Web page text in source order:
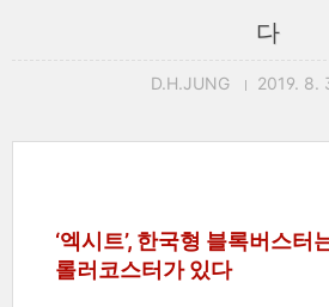
다
D.H.JUNG 2019. 8.
‘엑시트’, 한국형 블록버스터
롤러코스터가 있다